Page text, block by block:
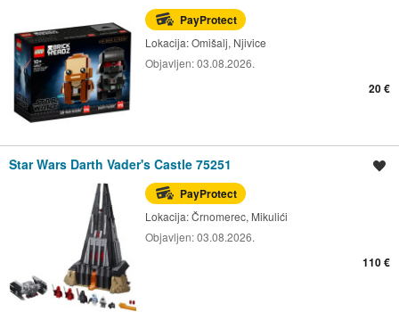
PayProtect
Lokacija:Omišalj, Njivice
Objavljen:03.08.2026.
20 €
Star Wars Darth Vader's Castle 75251
PayProtect
Lokacija:Črnomerec, Mikulići
Objavljen:03.08.2026.
110 €